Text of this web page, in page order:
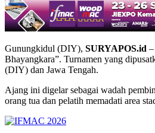
Gunungkidul (DIY), SURYAPOS.id
Bhayangkara”. Turnamen yang
(DIY) dan Jawa Tengah.
Ajang ini digelar sebagai wadah
orang tua dan pelatih memadati area